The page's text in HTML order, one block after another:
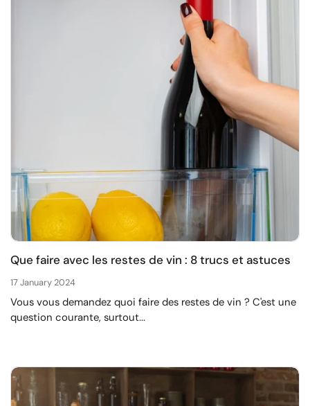
Que faire avec les restes de vin : 8 trucs et astuces
17 January 2024
Vous vous demandez quoi faire des restes de vin ? C'est une
question courante, surtout...